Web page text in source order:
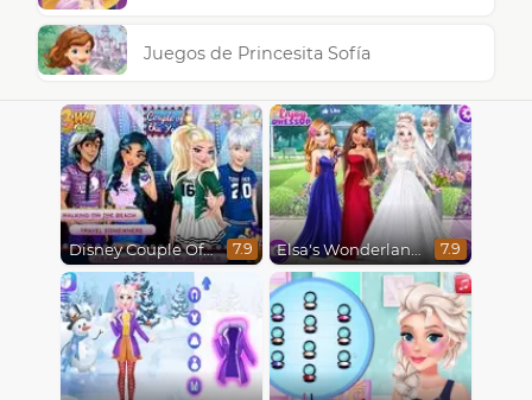
Juegos de Princesita Sofía
Disney Couple Of The Year 7.9 Elsa's Wonderland Wedding 7.9